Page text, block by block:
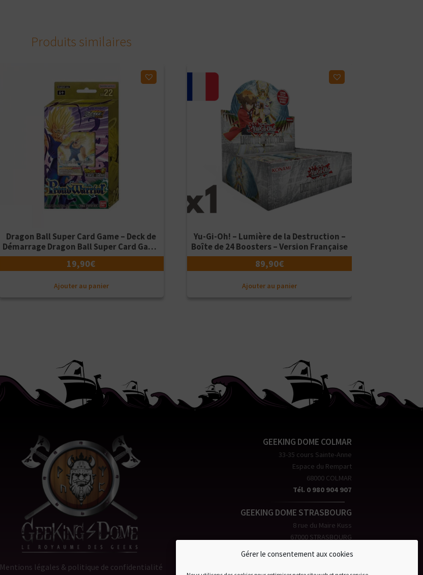
Gérer le consentement aux cookies
Produits similaires
Dragon Ball Super Card Game – Deck de
Démarrage Dragon Ball Super Card Game
SD22 – Proud Warrior – Version Française
19,90€
Ajouter au panier
Yu-Gi-Oh! – Lumière de la Destruction –
Boîte de 24 Boosters – Version Française
89,90€
Ajouter au panier
Mentions légales & politique de confidentialité
GEEKING DOME COLMAR
33-35 cours Sainte-Anne
Espace du Rempart
68000 COLMAR
Tél. 0 980 904 907
GEEKING DOME STRASBOURG
8 rue du Maire Kuss
67000 STRASBOURG